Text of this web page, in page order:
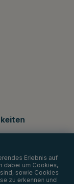
Erlebnis auf
dabei um Cookies,
sowie Cookies
zu erkennen und